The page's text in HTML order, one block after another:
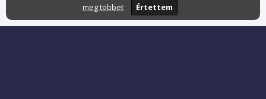
meg többet
Értettem